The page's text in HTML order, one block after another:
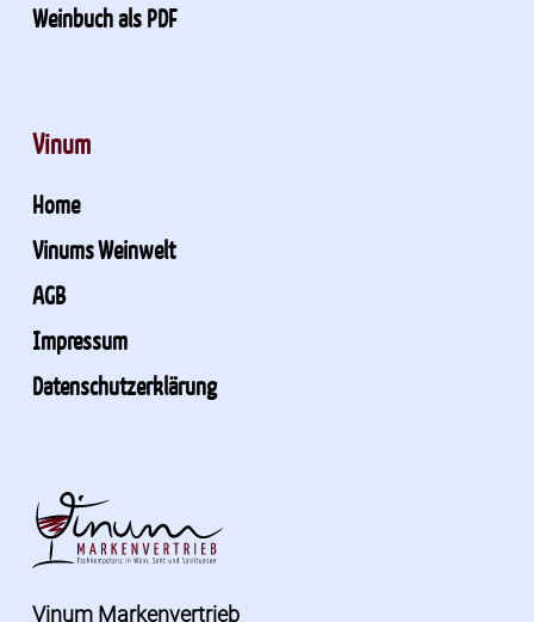
Weinbuch als PDF
Vinum
Home
Vinums Weinwelt
AGB
Impressum
Datenschutzerklärung
Vinum Markenvertrieb